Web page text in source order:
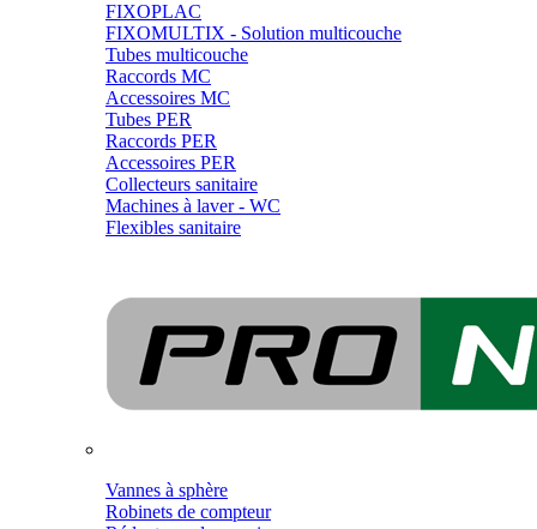
FIXOPLAC
FIXOMULTIX - Solution multicouche
Tubes multicouche
Raccords MC
Accessoires MC
Tubes PER
Raccords PER
Accessoires PER
Collecteurs sanitaire
Machines à laver - WC
Flexibles sanitaire
Vannes à sphère
Robinets de compteur